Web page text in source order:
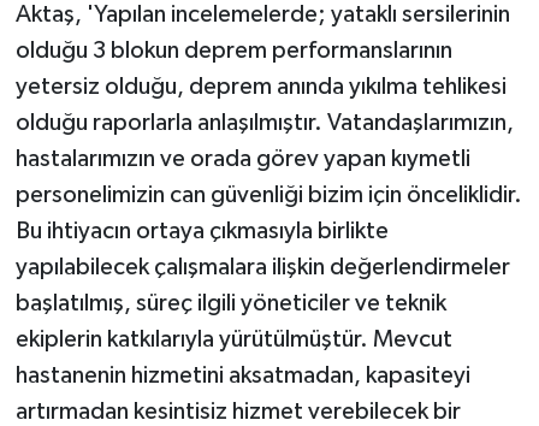
Aktaş, 'Yapılan incelemelerde; yataklı sersilerinin
olduğu 3 blokun deprem performanslarının
yetersiz olduğu, deprem anında yıkılma tehlikesi
olduğu raporlarla anlaşılmıştır. Vatandaşlarımızın,
hastalarımızın ve orada görev yapan kıymetli
personelimizin can güvenliği bizim için önceliklidir.
Bu ihtiyacın ortaya çıkmasıyla birlikte
yapılabilecek çalışmalara ilişkin değerlendirmeler
başlatılmış, süreç ilgili yöneticiler ve teknik
ekiplerin katkılarıyla yürütülmüştür. Mevcut
hastanenin hizmetini aksatmadan, kapasiteyi
artırmadan kesintisiz hizmet verebilecek bir